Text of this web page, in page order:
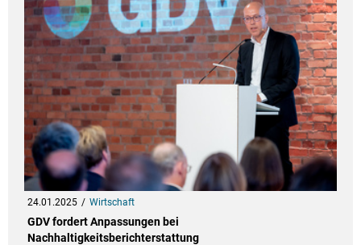
24.01.2025 Wirtschaft
GDV fordert Anpassungen bei
Nachhaltigkeitsberichterstattung